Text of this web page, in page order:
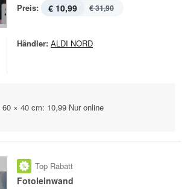
Preis: € 10,99 € 31,90
Händler: ALDI NORD
× 40 cm: 10,99 Nur online
Top Rabatt
Fotoleinwand